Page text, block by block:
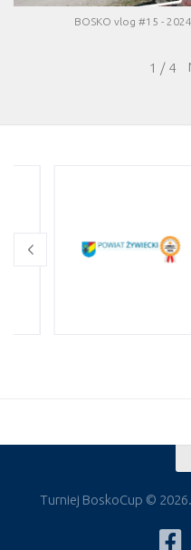
BOSKO vlog #15 -
1 / 4
Turniej BoskoCup ©